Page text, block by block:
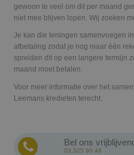
gewoon te veel om dit per maand
niet mee blijven lopen. Wij zoeken
Je kan die leningen samenvoegen
afbetaling zodat je nog maar één
spreiden dit op een langere termijn
maand moet betalen.
Voor meer informatie over het
Leemans kredieten terecht.
Bel ons
03 325 90 48